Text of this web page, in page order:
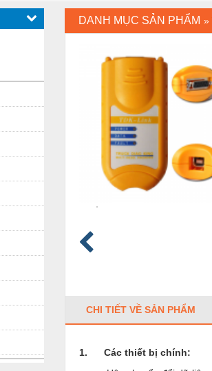
DANH MỤC SẢN PHẨM »
CHI TIẾT VỀ SẢN PHẨM
1. Các thiết bị chính: